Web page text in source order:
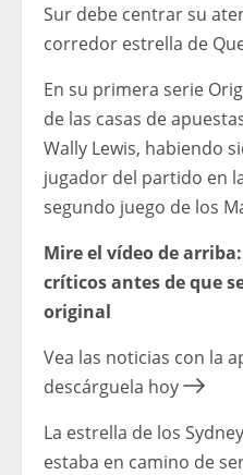
Sur debe centrar su
corredor estrella de
En su primera serie
de las casas de
Wally Lewis, habiendo
jugador del partido en
segundo juego de los
Mire el vídeo de
críticos antes de que
original
Vea las noticias con la
descárguela hoy
La estrella de los
estaba en camino de